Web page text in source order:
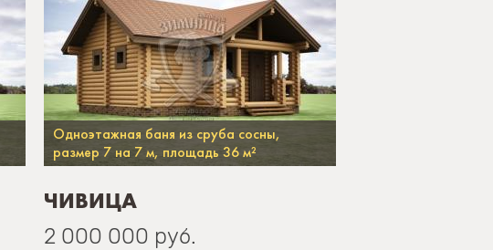
Одноэтажная баня из сруба сосны,
размер 7 на 7 м, площадь 36 м²
ЧИВИЦА
2 000 000 руб.